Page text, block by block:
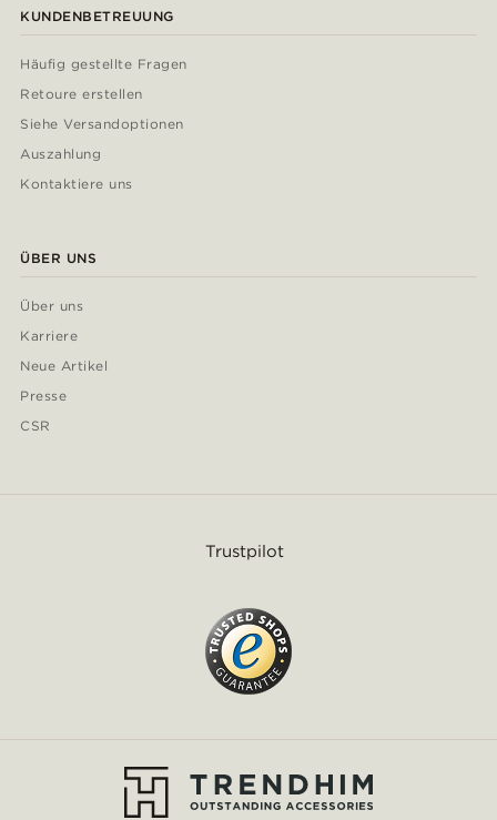
KUNDENBETREUUNG
Häufig gestellte Fragen
Retoure erstellen
Siehe Versandoptionen
Auszahlung
Kontaktiere uns
ÜBER UNS
Über uns
Karriere
Neue Artikel
Presse
CSR
Trustpilot